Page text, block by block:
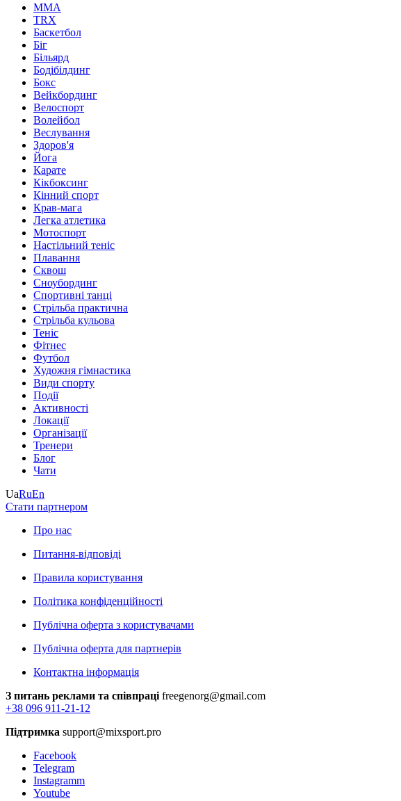
MMA
TRX
Баскетбол
Біг
Більярд
Бодібілдинг
Бокс
Вейкбординг
Велоспорт
Волейбол
Веслування
Здоров'я
Йога
Карате
Кікбоксинг
Кінний спорт
Крав-мага
Легка атлетика
Мотоспорт
Настільний теніс
Плавання
Сквош
Сноубординг
Спортивні танці
Стрільба практична
Стрільба кульова
Теніс
Фітнес
Футбол
Художня гімнастика
Види спорту
Події
Активності
Локації
Організації
Тренери
Блог
Чати
UaRuEn
Стати партнером
Про нас
Питання-відповіді
Правила користування
Політика конфіденційності
Публічна оферта з користувачами
Публічна оферта для партнерів
Контактна інформація
З питань реклами та співпраці freegenorg@gmail.com
+38 096 911-21-12
Підтримка support@mixsport.pro
Facebook
Telegram
Instagramm
Youtube